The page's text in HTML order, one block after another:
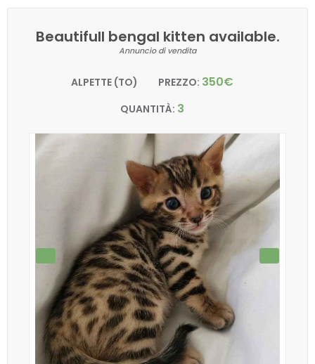
Beautifull bengal kitten available.
Annuncio di vendita
ALPETTE (TO) PREZZO: 350€
QUANTITÀ: 3